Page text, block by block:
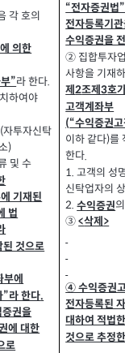
각 호의
의한
”라 한다.
하여야
(자투자신탁
)
및 수
기재된
법
된 것으로
에
”라 한다.
증권을
에 대한
로
“전자증권법
전자등록기
수익증권을
② 집합투자
사항을 기재
제2조제3호
고객계좌부
(“수익증권
이하 같다)를
한다.
1.고객의 성
신탁업자의
2.수익증권
③<삭제 >
④ 수익증권
전자등록된
대하여 적법
것으로 추정